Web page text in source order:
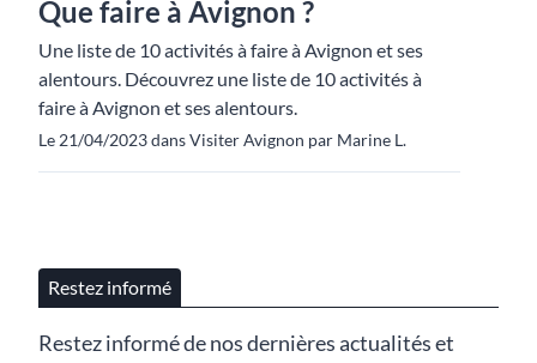
Que faire à Avignon ?
Une liste de 10 activités à faire à Avignon et ses
alentours. Découvrez une liste de 10 activités à
faire à Avignon et ses alentours.
Le 21/04/2023 dans Visiter Avignon par Marine L.
Restez informé
Restez informé de nos dernières actualités et